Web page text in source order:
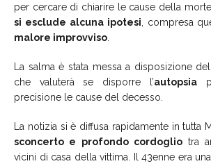
per cercare di chiarire le cause della
si esclude alcuna ipotesi, compresa
malore improvviso.
La salma è stata messa a disposizione
che valuterà se disporre l’autopsia
precisione le cause del decesso.
La notizia si è diffusa rapidamente in tutta
sconcerto e profondo cordogliotra
vicini di casa della vittima. Il 43enne era una